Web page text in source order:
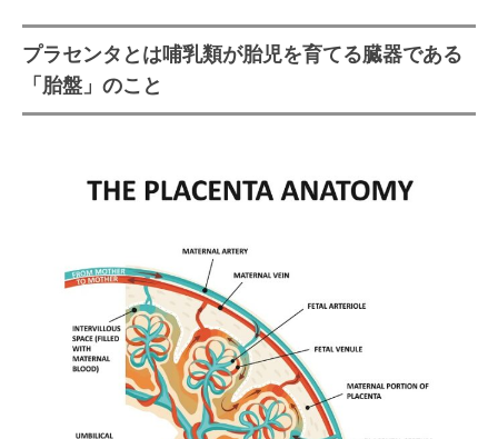
プラセンタの1日摂取量はどのぐら
い？過剰摂取した場合の問題点
プラセンタは紀元前400年頃から医
プラセンタの種類は？植物由来・海
プラセンタと生プラセンタとの違い
は何？
プラセンタには独特の風味や香りが
ある！
プラセンタと相性がよい成分や素材
プラセンタとは哺乳類が胎児を育てる臓器である
「胎盤」のこと